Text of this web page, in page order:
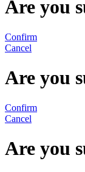
Are you
Confirm
Cancel
Are you
Confirm
Cancel
Are you